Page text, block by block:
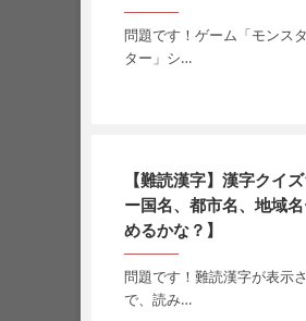
問題です！ゲーム「モンス
ター」シ…
【難読漢字】漢字クイ
ー国名、都市名、地域
めるかな？】
問題です！難読漢字が表示
で、読み…